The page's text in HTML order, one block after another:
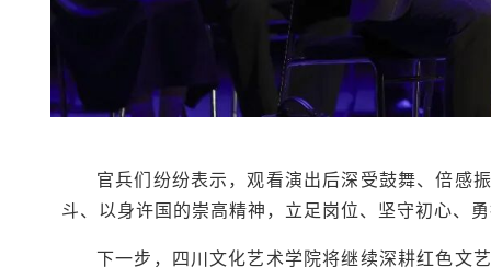
官兵们纷纷表示，观看演出后深受鼓舞、倍感
斗、以身许国的崇高精神，立足岗位、坚守初心、
下一步，四川文化艺术学院将继续深耕红色文